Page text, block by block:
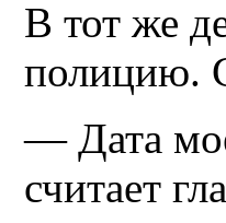
В тот же
полицию.
— Дата
считает